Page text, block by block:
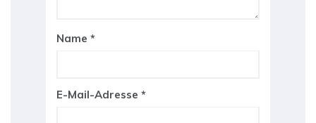
Name *
E-Mail-Adresse *